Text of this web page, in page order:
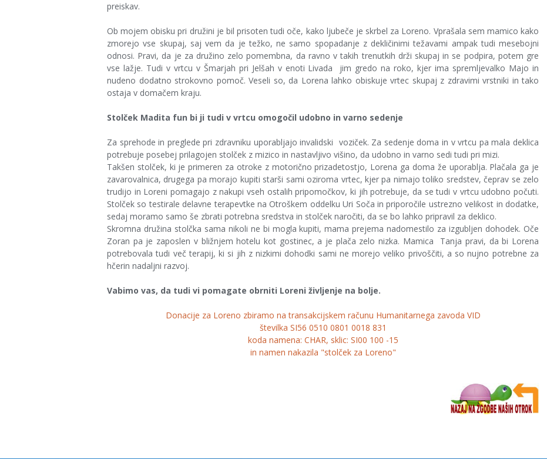
preiskav.
Ob mojem obisku pri družini je bil prisoten tudi oče, kako ljubeče je skrbel za Loreno. Vprašala sem mamico kako
zmorejo vse skupaj, saj vem da je težko, ne samo spopadanje z dekličinimi težavami ampak tudi mesebojni
odnosi. Pravi, da je za družino zelo pomembna, da ravno v takih trenutkih drži skupaj in se podpira, potem gre
vse lažje. Tudi v vrtcu v Šmarjah pri Jelšah v enoti Livada jim gredo na roko, kjer ima spremljevalko Majo in
nudeno dodatno strokovno pomoč. Veseli so, da Lorena lahko obiskuje vrtec skupaj z zdravimi vrstniki in tako
ostaja v domačem kraju.
Stolček Madita fun bi ji tudi v vrtcu omogočil udobno in varno sedenje
Za sprehode in preglede pri zdravniku uporabljajo invalidski voziček. Za sedenje doma in v vrtcu pa mala deklica
potrebuje posebej prilagojen stolček z mizico in nastavljivo višino, da udobno in varno sedi tudi pri mizi.
Takšen stolček, ki je primeren za otroke z motorično prizadetostjo, Lorena ga doma že uporablja. Plačala ga je
zavarovalnica, drugega pa morajo kupiti starši sami oziroma vrtec, kjer pa nimajo toliko sredstev, čeprav se zelo
trudijo in Loreni pomagajo z nakupi vseh ostalih pripomočkov, ki jih potrebuje, da se tudi v vrtcu udobno počuti.
Stolček so testirale delavne terapevtke na Otroškem oddelku Uri Soča in priporočile ustrezno velikost in dodatke,
sedaj moramo samo še zbrati potrebna sredstva in stolček naročiti, da se bo lahko pripravil za deklico.
Skromna družina stolčka sama nikoli ne bi mogla kupiti, mama prejema nadomestilo za izgubljen dohodek. Oče
Zoran pa je zaposlen v bližnjem hotelu kot gostinec, a je plača zelo nizka. Mamica Tanja pravi, da bi Lorena
potrebovala tudi več terapij, ki si jih z nizkimi dohodki sami ne morejo veliko privoščiti, a so nujno potrebne za
hčerin nadaljni razvoj.
Vabimo vas, da tudi vi pomagate obrniti Loreni življenje na bolje.
Donacije za Loreno zbiramo na transakcijskem računu Humanitarnega zavoda VID
številka SI56 0510 0801 0018 831
koda namena: CHAR, sklic: SI00 100 -15
in namen nakazila "stolček za Loreno"